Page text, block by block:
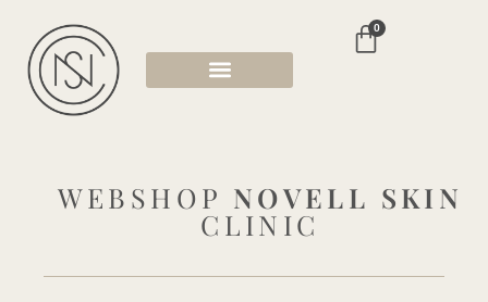
0
WEBSHOP NOVELL SKIN
CLINIC